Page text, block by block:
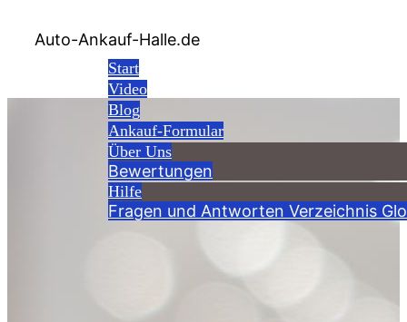
Auto-Ankauf-Halle.de
Start
Video
Blog
Ankauf-Formular
Über Uns
Bewertungen
Hilfe
Fragen und Antworten Verzeichnis